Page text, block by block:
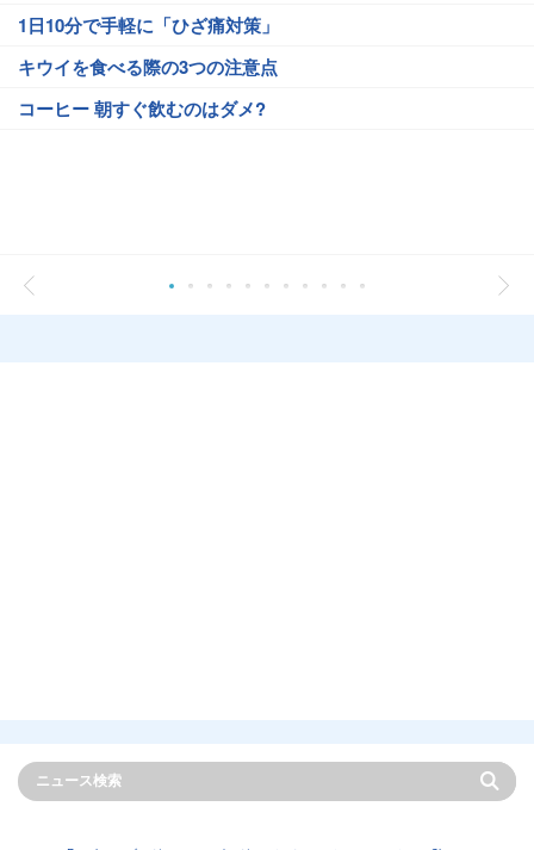
1日10分で手軽に「ひざ痛対策」
キウイを食べる際の3つの注意点
コーヒー 朝すぐ飲むのはダメ?